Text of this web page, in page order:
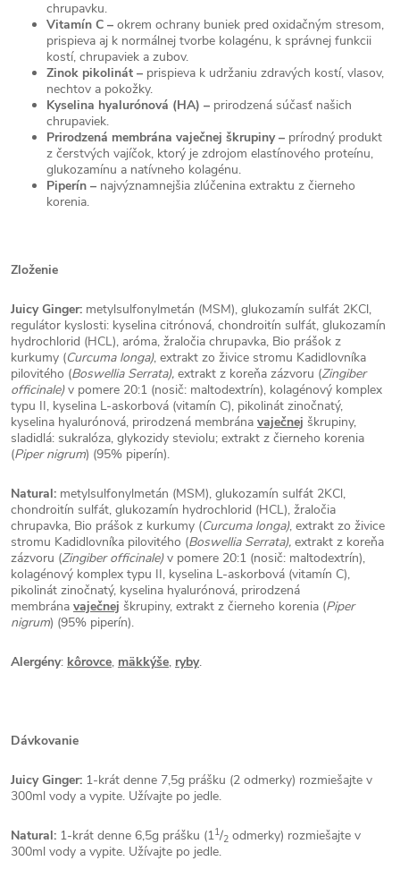
chrupavku.
Vitamín C – okrem ochrany buniek pred oxidačným stresom,
prispieva aj k normálnej tvorbe kolagénu, k správnej funkcii
kostí, chrupaviek a zubov.
Zinok pikolinát – prispieva k udržaniu zdravých kostí, vlasov,
nechtov a pokožky.
Kyselina hyalurónová (HA) – prirodzená súčasť našich
chrupaviek.
Prirodzená membrána vaječnej škrupiny – prírodný produkt
z čerstvých vajíčok, ktorý je zdrojom elastínového proteínu,
glukozamínu a natívneho kolagénu.
Piperín – najvýznamnejšia zlúčenina extraktu z čierneho
korenia.
Zloženie
Juicy Ginger: metylsulfonylmetán (MSM), glukozamín sulfát 2KCl,
regulátor kyslosti: kyselina citrónová, chondroitín sulfát, glukozamín
hydrochlorid (HCL), aróma, žraločia chrupavka, Bio prášok z
kurkumy (Curcuma longa), extrakt zo živice stromu Kadidlovníka
pilovitého (Boswellia Serrata), extrakt z koreňa zázvoru (Zingiber
officinale) v pomere 20:1 (nosič: maltodextrín), kolagénový komplex
typu II, kyselina L-askorbová (vitamín C), pikolinát zinočnatý,
kyselina hyalurónová, prirodzená membrána vaječnej škrupiny,
sladidlá: sukralóza, glykozidy steviolu; extrakt z čierneho korenia
(Piper nigrum) (95% piperín).
Natural: metylsulfonylmetán (MSM), glukozamín sulfát 2KCl,
chondroitín sulfát, glukozamín hydrochlorid (HCL), žraločia
chrupavka, Bio prášok z kurkumy (Curcuma longa), extrakt zo živice
stromu Kadidlovníka pilovitého (Boswellia Serrata), extrakt z koreňa
zázvoru (Zingiber officinale) v pomere 20:1 (nosič: maltodextrín),
kolagénový komplex typu II, kyselina L-askorbová (vitamín C),
pikolinát zinočnatý, kyselina hyalurónová, prirodzená
membrána vaječnej škrupiny, extrakt z čierneho korenia (Piper
nigrum) (95% piperín).
Alergény: kôrovce, mäkkýše, ryby.
Dávkovanie
Juicy Ginger: 1-krát denne 7,5g prášku (2 odmerky) rozmiešajte v
300ml vody a vypite. Užívajte po jedle.
Natural: 1-krát denne 6,5g prášku (11/2 odmerky) rozmiešajte v
300ml vody a vypite. Užívajte po jedle.